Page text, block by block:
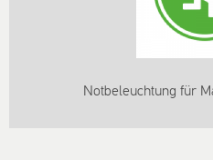
Notbeleuchtung für